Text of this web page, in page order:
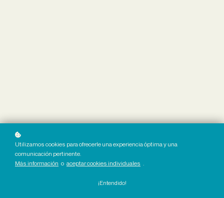
Utilizamos cookies para ofrecerle una experiencia óptima y una
comunicación pertinente.
Más información o aceptar cookies individuales .
¡Entendido!